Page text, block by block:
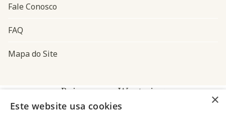
Fale Conosco
FAQ
Mapa do Site
Baixe o app Westwing
×
Este website usa cookies